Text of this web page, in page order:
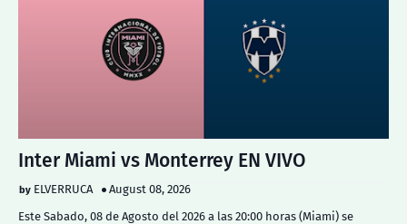
Inter Miami vs Monterrey EN VIVO
ELVERRUCA
August 08, 2026
Este Sabado, 08 de Agosto del 2026 a las 20:00 horas (Miami) se